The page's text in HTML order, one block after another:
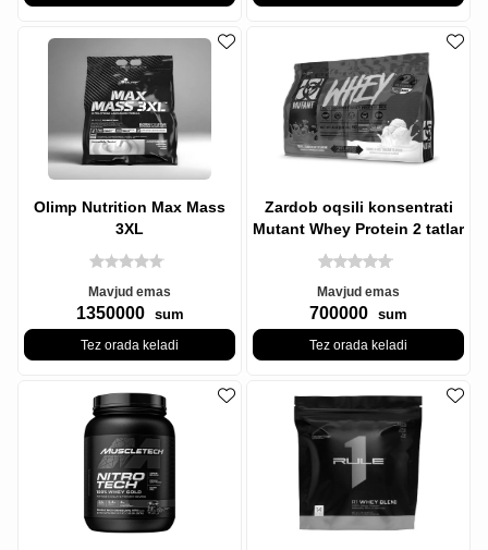
Olimp Nutrition Max Mass
3XL
Mavjud emas
1350000 sum
Tez orada keladi
Zardob oqsili konsentrati
Mutant Whey Protein 2 tatlar
bir qop 1,8 KG uch
Mavjud emas
700000 sum
Tez orada keladi